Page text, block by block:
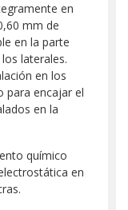
en
mm de
en la parte
laterales.
en los
para encajar el
en la
químico
en